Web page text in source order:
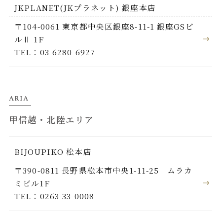
JKPLANET(JKプラネット) 銀座本店
〒104-0061 東京都中央区銀座8-11-1 銀座GSビ
ルⅡ 1F
TEL：03-6280-6927
ARIA
甲信越・北陸エリア
BIJOUPIKO 松本店
〒390-0811 長野県松本市中央1-11-25 ムラカ
ミビル1F
TEL：0263-33-0008